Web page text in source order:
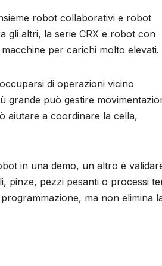
robot collaborativi e robot
gli altri, la serie CRX e robot con
per carichi molto elevati.
di operazioni vicino
grande può gestire
aiutare a coordinare la cella,
in una demo, un altro è
pinze, pezzi pesanti o processi
ma non elimina